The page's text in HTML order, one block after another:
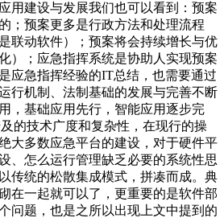
用建设与发展我们也可以看到：预案
；预案更多是行政方法和处理流程
联动软件）；预案将会持续增长与优
）；应急指挥系统是协助人实现预案
应急指挥经验的IT总结，也需要通过
行机制、法制基础的发展与完善不断
，基础应用先行，智能应用逐步完
的技术广度和复杂性，在现行的操
大多数应急平台的建设，对于硬件平
、怎么运行管理缺乏必要的系统性思
传统的松散集成模式，拼凑而成。典
在一起就可以了，更重要的是软件部
问题，也是之所以出现上文中提到的